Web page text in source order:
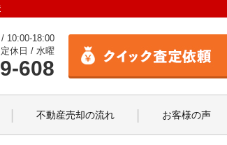
10:00-18:00
定休日 / 水曜
608
不動産売却の流れ お客様の声